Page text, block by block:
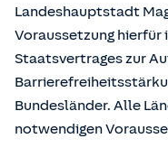
Landeshauptstadt
Voraussetzung
Staatsvertrages zur
Bundesländer. Alle
notwendigen